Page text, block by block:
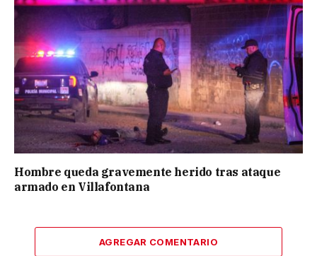
Hombre queda gravemente herido tras ataque
armado en Villafontana
AGREGAR COMENTARIO